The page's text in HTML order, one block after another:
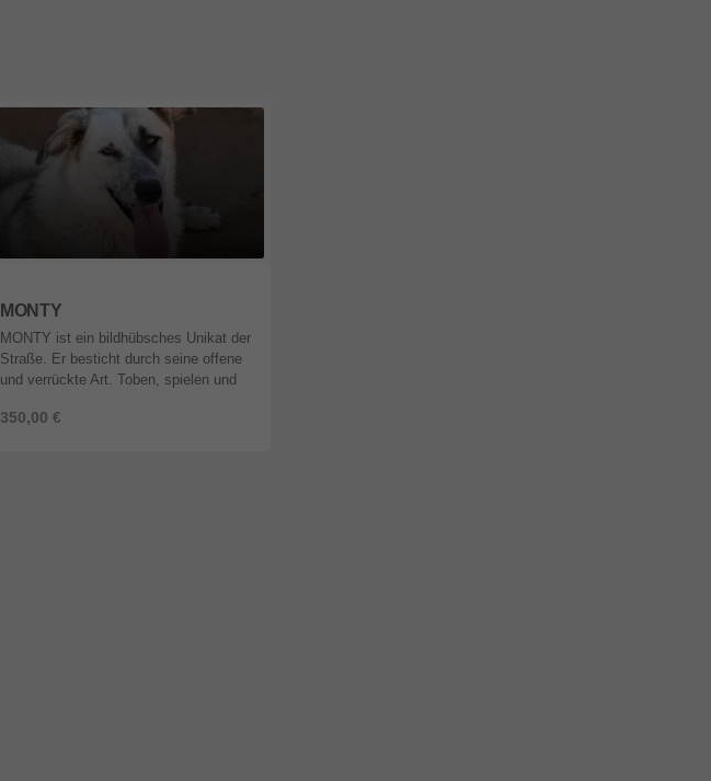
MONTY
350,00 €
MONTY ist ein bildhübsches Unikat der
Straße. Er besticht durch seine offene
und verrückte Art. Toben, spielen und
ganzen Tag. MONTY verst ...